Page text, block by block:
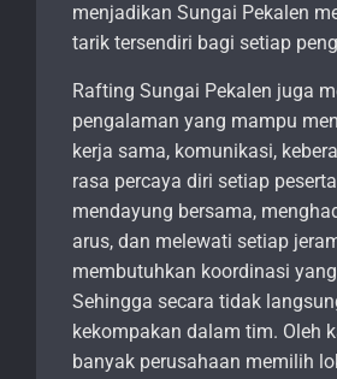
menjadikan Sungai Pekalen
tarik tersendiri bagi setiap
Rafting Sungai Pekalen juga
pengalaman yang mampu
kerja sama, komunikasi,
rasa percaya diri setiap
mendayung bersama,
arus, dan melewati setiap
membutuhkan koordinasi
Sehingga secara tidak
kekompakan dalam tim. Oleh
banyak perusahaan memilih